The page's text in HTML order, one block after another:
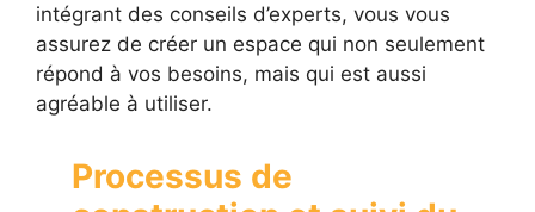
intégrant des conseils d’experts, vous vous
assurez de créer un espace qui non seulement
répond à vos besoins, mais qui est aussi
agréable à utiliser.
Processus de